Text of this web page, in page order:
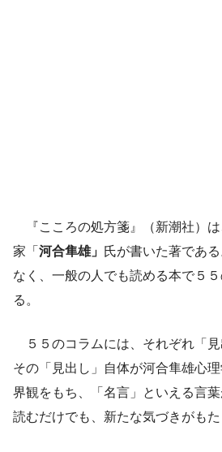
『こころの処方箋』（新潮社）
家「 河合隼雄」 氏が書いた著であ
なく、一般の人でも読める本で５
る。
５５のコラムには、それぞれ「見
その「見出し」自体が河合隼雄心
界観をもち、「名言」といえる言
読むだけでも、新たな気づきがもた